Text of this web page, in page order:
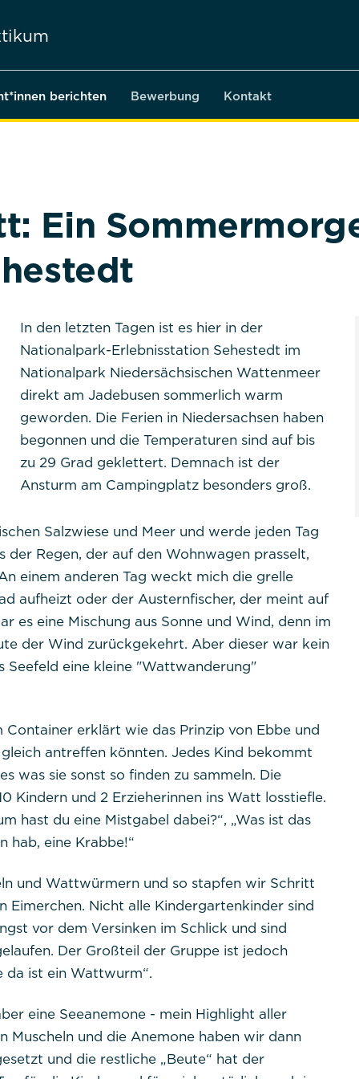
berichten Bewerbung Kontakt
Ein
In den letzten Tagen ist es hier in der
Nationalpark-Erlebnisstation Sehestedt im
Nationalpark Niedersächsischen Wattenmeer
direkt am Jadebusen sommerlich warm
geworden. Die Ferien in Niedersachsen haben
begonnen und die Temperaturen sind auf bis
zu 29 Grad geklettert. Demnach ist der
Ansturm am Campingplatz besonders groß.
Salzwiese und Meer und werde jeden Tag
Regen, der auf den Wohnwagen prasselt,
einem anderen Tag weckt mich die grelle
aufheizt oder der Austernfischer, der meint auf
es eine Mischung aus Sonne und Wind, denn im
der Wind zurückgekehrt. Aber dieser war kein
Seefeld eine kleine "Wattwanderung"
erklärt wie das Prinzip von Ebbe und
antreffen könnten. Jedes Kind bekommt
was sie sonst so finden zu sammeln. Die
Kindern und 2 Erzieherinnen ins Watt losstiefle.
hast du eine Mistgabel dabei?“, „Was ist das
hab, eine Krabbe!“
und Wattwürmern und so stapfen wir Schritt
Nicht alle Kindergartenkinder sind
vor dem Versinken im Schlick und sind
Der Großteil der Gruppe ist jedoch
da ist ein Wattwurm“.
eine Seeanemone - mein Highlight aller
Muscheln und die Anemone haben wir dann
und die restliche „Beute“ hat der
Website benötigt und helfen dabei, unsere
PHPSESSID
Dieses Cookie ist nativ für PHP-Anwendungen. Das
eindeutige Sitzungs-ID eines Benutzers zu speichern
Benutzersitzung auf der Website zu verwalten. Das
gelöscht, wenn alle Browserfenster geschlossen sind.
1 Jahr
Das Cookie wird von DER PUNKT Consent